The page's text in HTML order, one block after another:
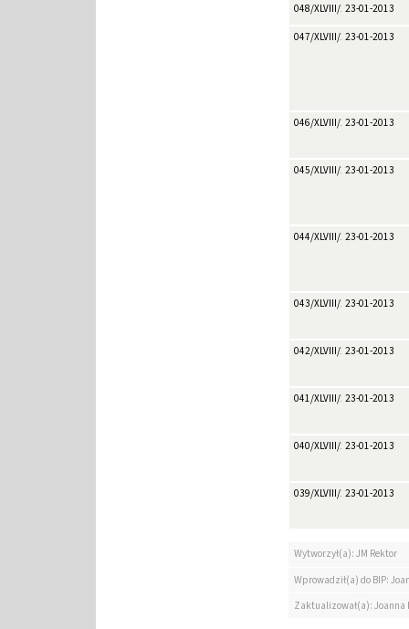
048/XLVIII/201323-01-2013
047/XLVIII/201323-01-2013
046/XLVIII/201323-01-2013
045/XLVIII/201323-01-2013
044/XLVIII/201323-01-2013
043/XLVIII/201323-01-2013
042/XLVIII/201323-01-2013
041/XLVIII/201323-01-2013
040/XLVIII/201323-01-2013
039/XLVIII/201323-01-2013
Wytworzył(a): JM Rektor
Wprowadził(a) do BIP:
Zaktualizował(a):